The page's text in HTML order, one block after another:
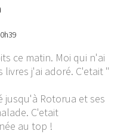
ce matin. Moi qui n'ai
livres j'ai adoré. C'etait "
jusqu'à Rotorua et ses
C'etait
au top !